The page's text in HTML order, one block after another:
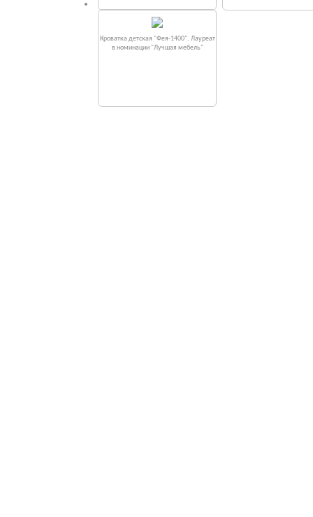
Кроватка детская "Фея-1400". Лауреат
в номинации "Лучшая мебель"